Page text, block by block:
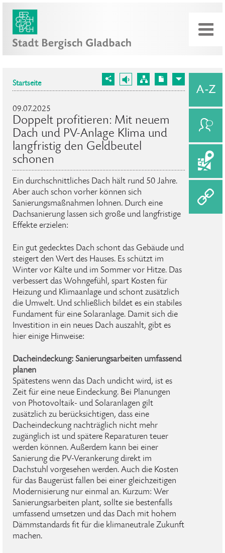
Startseite
09.07.2025
Doppelt profitieren: Mit neuem
Dach und PV-Anlage Klima und
langfristig den Geldbeutel
schonen
Ein durchschnittliches Dach hält rund 50 Jahre.
Aber auch schon vorher können sich
Sanierungsmaßnahmen lohnen. Durch eine
Dachsanierung lassen sich große und langfristige
Effekte erzielen:
Ein gut gedecktes Dach schont das Gebäude und
steigert den Wert des Hauses. Es schützt im
Winter vor Kälte und im Sommer vor Hitze. Das
verbessert das Wohngefühl, spart Kosten für
Heizung und Klimaanlage und schont zusätzlich
die Umwelt. Und schließlich bildet es ein stabiles
Fundament für eine Solaranlage. Damit sich die
Investition in ein neues Dach auszahlt, gibt es
hier einige Hinweise:
Dacheindeckung: Sanierungsarbeiten umfassend
planen
Spätestens wenn das Dach undicht wird, ist es
Zeit für eine neue Eindeckung. Bei Planungen
von Photovoltaik- und Solaranlagen gilt
zusätzlich zu berücksichtigen, dass eine
Dacheindeckung nachträglich nicht mehr
zugänglich ist und spätere Reparaturen teuer
werden können. Außerdem kann bei einer
Sanierung die PV-Verankerung direkt im
Dachstuhl vorgesehen werden. Auch die Kosten
für das Baugerüst fallen bei einer gleichzeitigen
Modernisierung nur einmal an. Kurzum: Wer
Sanierungsarbeiten plant, sollte sie bestenfalls
umfassend umsetzen und das Dach mit hohem
Dämmstandards fit für die klimaneutrale Zukunft
machen.